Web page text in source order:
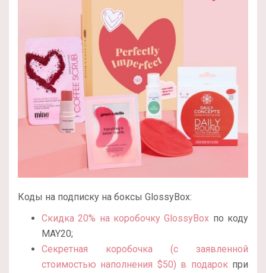
Коды на подписку на боксы GlossyBox:
Скидка 20% на коробочку GlossyBox по коду
MAY20;
Секретная коробочка (с заявленной
стоимостью наполнения $50) в подарокпри